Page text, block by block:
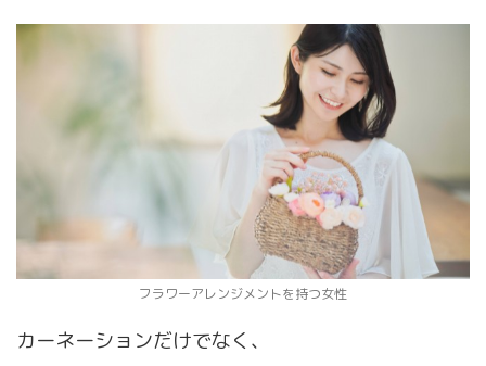
フラワーアレンジメントを持つ女性
カーネーションだけでなく、